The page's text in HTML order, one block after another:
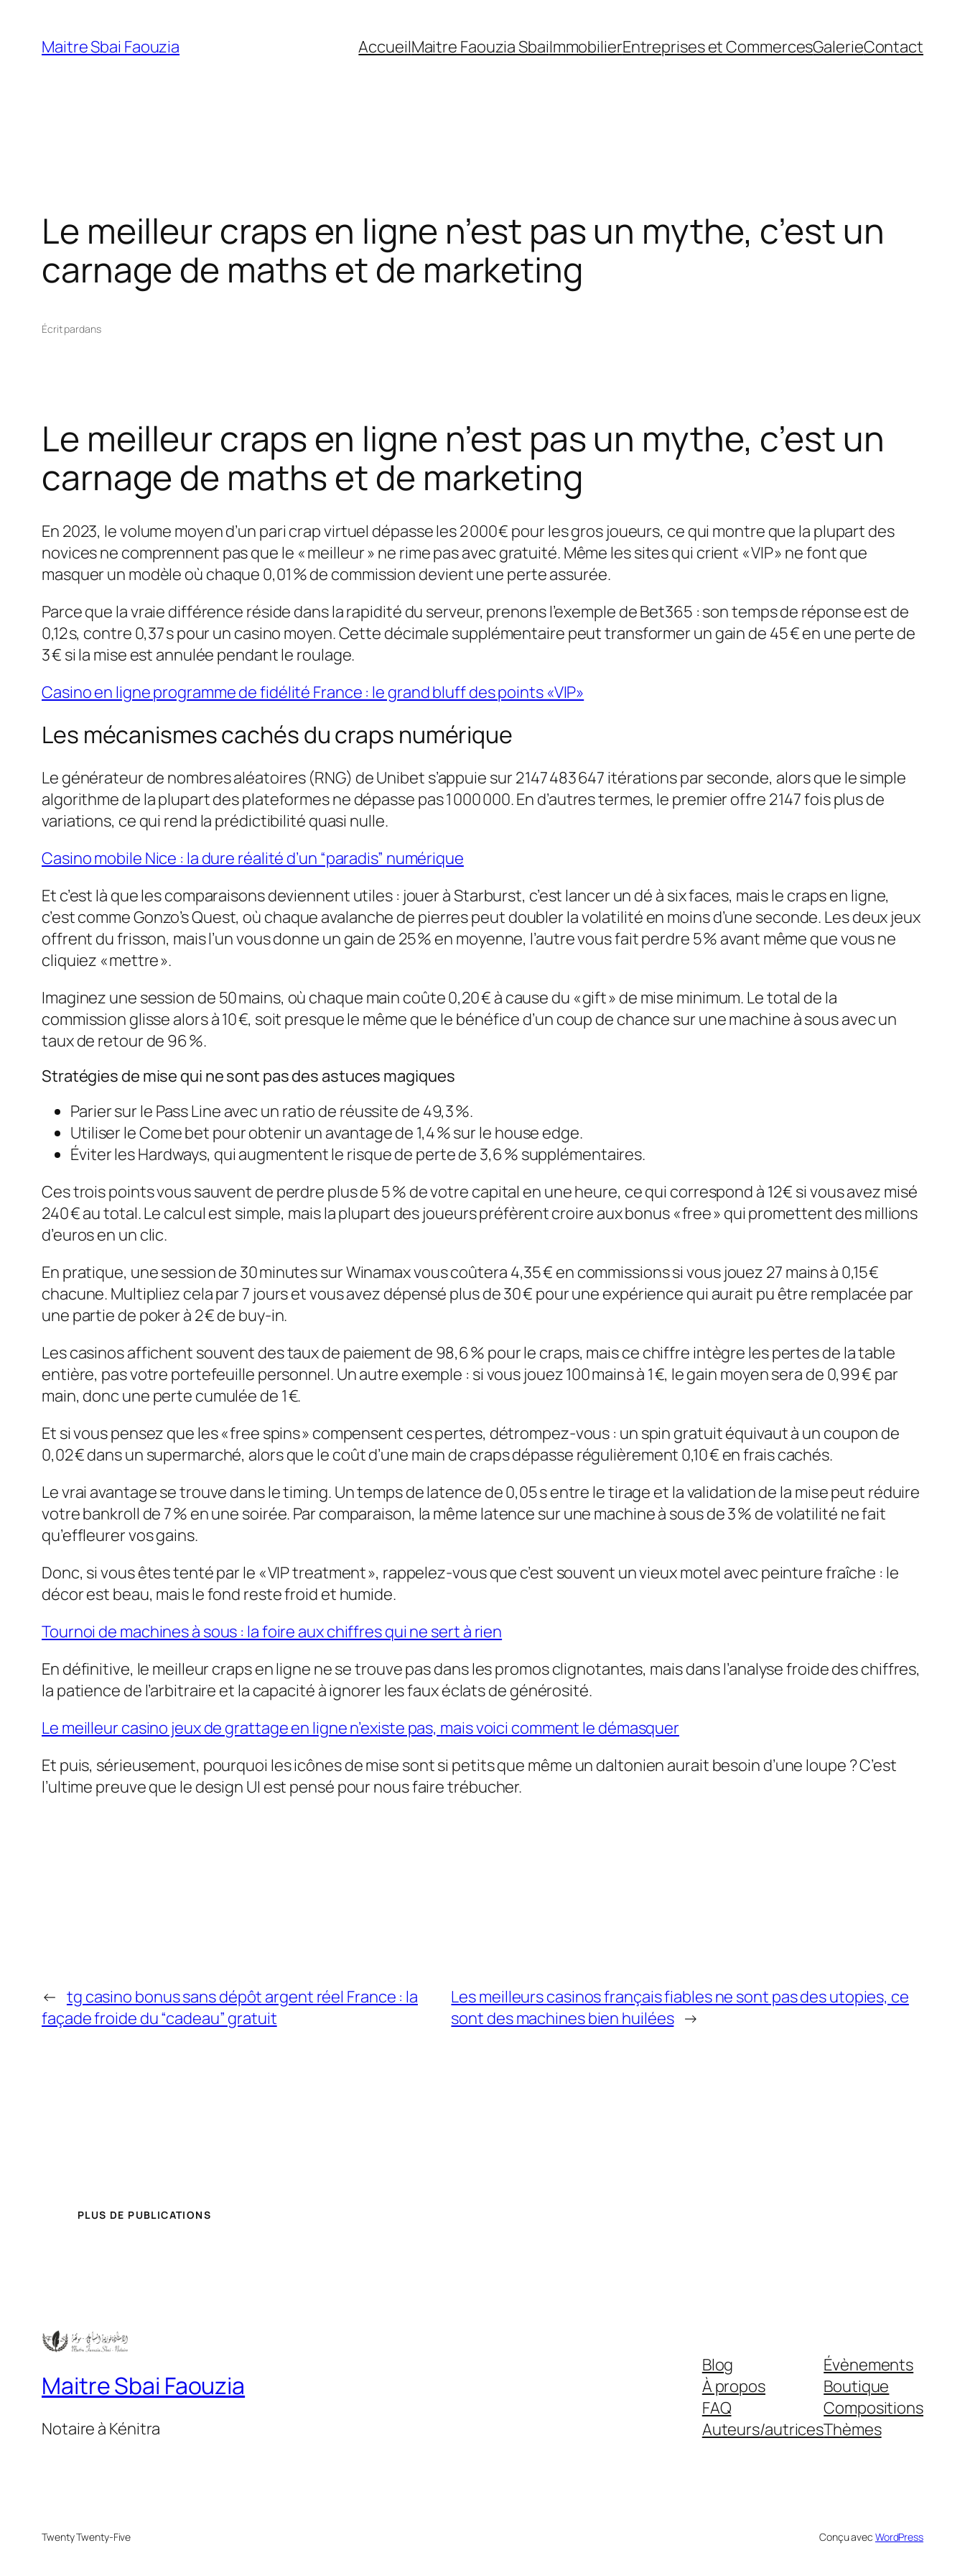
Maitre Sbai Faouzia AccueilMaitre Faouzia SbaiImmobilierEntreprises et CommercesGalerieContact
Le meilleur craps en ligne n’est pas un mythe, c’est un
carnage de maths et de marketing
Écrit pardans
Le meilleur craps en ligne n’est pas un mythe, c’est un
carnage de maths et de marketing
En 2023, le volume moyen d’un pari crap virtuel dépasse les 2 000 € pour les gros joueurs, ce qui montre que la plupart des
novices ne comprennent pas que le « meilleur » ne rime pas avec gratuité. Même les sites qui crient « VIP » ne font que
masquer un modèle où chaque 0,01 % de commission devient une perte assurée.
Parce que la vraie différence réside dans la rapidité du serveur, prenons l’exemple de Bet365 : son temps de réponse est de
0,12 s, contre 0,37 s pour un casino moyen. Cette décimale supplémentaire peut transformer un gain de 45 € en une perte de
3 € si la mise est annulée pendant le roulage.
Casino en ligne programme de fidélité France : le grand bluff des points «VIP»
Les mécanismes cachés du craps numérique
Le générateur de nombres aléatoires (RNG) de Unibet s’appuie sur 2 147 483 647 itérations par seconde, alors que le simple
algorithme de la plupart des plateformes ne dépasse pas 1 000 000. En d’autres termes, le premier offre 2 147 fois plus de
variations, ce qui rend la prédictibilité quasi nulle.
Casino mobile Nice : la dure réalité d’un “paradis” numérique
Et c’est là que les comparaisons deviennent utiles : jouer à Starburst, c’est lancer un dé à six faces, mais le craps en ligne,
c’est comme Gonzo’s Quest, où chaque avalanche de pierres peut doubler la volatilité en moins d’une seconde. Les deux jeux
offrent du frisson, mais l’un vous donne un gain de 25 % en moyenne, l’autre vous fait perdre 5 % avant même que vous ne
cliquiez « mettre ».
Imaginez une session de 50 mains, où chaque main coûte 0,20 € à cause du « gift » de mise minimum. Le total de la
commission glisse alors à 10 €, soit presque le même que le bénéfice d’un coup de chance sur une machine à sous avec un
taux de retour de 96 %.
Stratégies de mise qui ne sont pas des astuces magiques
Parier sur le Pass Line avec un ratio de réussite de 49,3 %.
Utiliser le Come bet pour obtenir un avantage de 1,4 % sur le house edge.
Éviter les Hardways, qui augmentent le risque de perte de 3,6 % supplémentaires.
Ces trois points vous sauvent de perdre plus de 5 % de votre capital en une heure, ce qui correspond à 12 € si vous avez misé
240 € au total. Le calcul est simple, mais la plupart des joueurs préfèrent croire aux bonus « free » qui promettent des millions
d’euros en un clic.
En pratique, une session de 30 minutes sur Winamax vous coûtera 4,35 € en commissions si vous jouez 27 mains à 0,15 €
chacune. Multipliez cela par 7 jours et vous avez dépensé plus de 30 € pour une expérience qui aurait pu être remplacée par
une partie de poker à 2 € de buy‑in.
Les casinos affichent souvent des taux de paiement de 98,6 % pour le craps, mais ce chiffre intègre les pertes de la table
entière, pas votre portefeuille personnel. Un autre exemple : si vous jouez 100 mains à 1 €, le gain moyen sera de 0,99 € par
main, donc une perte cumulée de 1 €.
Et si vous pensez que les « free spins » compensent ces pertes, détrompez‑vous : un spin gratuit équivaut à un coupon de
0,02 € dans un supermarché, alors que le coût d’une main de craps dépasse régulièrement 0,10 € en frais cachés.
Le vrai avantage se trouve dans le timing. Un temps de latence de 0,05 s entre le tirage et la validation de la mise peut réduire
votre bankroll de 7 % en une soirée. Par comparaison, la même latence sur une machine à sous de 3 % de volatilité ne fait
qu’effleurer vos gains.
Donc, si vous êtes tenté par le « VIP treatment », rappelez‑vous que c’est souvent un vieux motel avec peinture fraîche : le
décor est beau, mais le fond reste froid et humide.
Tournoi de machines à sous : la foire aux chiffres qui ne sert à rien
En définitive, le meilleur craps en ligne ne se trouve pas dans les promos clignotantes, mais dans l’analyse froide des chiffres,
la patience de l’arbitraire et la capacité à ignorer les faux éclats de générosité.
Le meilleur casino jeux de grattage en ligne n’existe pas, mais voici comment le démasquer
Et puis, sérieusement, pourquoi les icônes de mise sont si petits que même un daltonien aurait besoin d’une loupe ? C’est
l’ultime preuve que le design UI est pensé pour nous faire trébucher.
← tg casino bonus sans dépôt argent réel France : la
façade froide du “cadeau” gratuit
Les meilleurs casinos français fiables ne sont pas des utopies, ce
sont des machines bien huilées →
PLUS DE PUBLICATIONS
Maitre Sbai Faouzia
Notaire à Kénitra
Blog
À propos
FAQ
Auteurs/autrices
Évènements
Boutique
Compositions
Thèmes
Twenty Twenty-Five Conçu avec WordPress